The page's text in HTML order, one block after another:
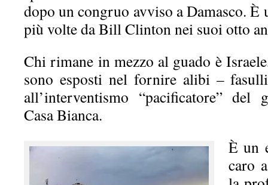
dopo un congruo avviso a Damasco. È
più volte da Bill Clinton nei suoi otto
Chi rimane in mezzo al guado è
sono esposti nel fornire alibi –
all’interventismo “pacificatore” del
Casa Bianca.
È un
caro